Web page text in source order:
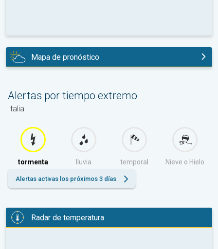
Mapa de pronóstico
Alertas por tiempo extremo
Italia
tormenta lluvia temporal Nieve o Hielo
Alertas activas los próximos 3 días
Radar de temperatura